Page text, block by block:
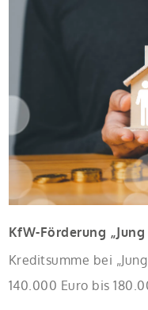
Kreditsumme bei
140.000 Euro bis